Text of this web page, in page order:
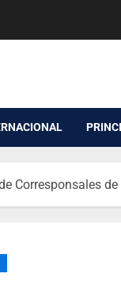
Corresponsales